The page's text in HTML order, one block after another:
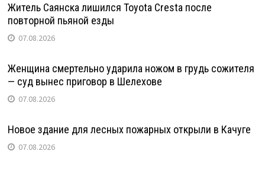
Житель Саянска лишился Toyota Cresta после
повторной пьяной езды
07.08.2026
Женщина смертельно ударила ножом в грудь сожителя
— суд вынес приговор в Шелехове
07.08.2026
Новое здание для лесных пожарных открыли в Качуге
07.08.2026